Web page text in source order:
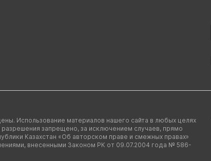
Использование материалов нашего сайта в любых целях
разрешения запрещено, за исключением случаев, прямо
Казахстан «Об авторском праве и смежных правах»
внесенными Законом РК от 09.07.2004 года № 586-